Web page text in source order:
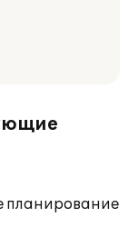
планирование